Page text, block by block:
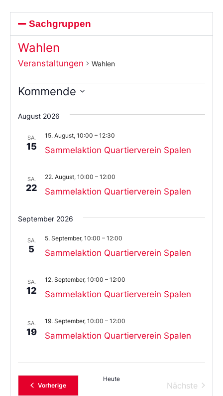
Sachgruppen
Wahlen
Veranstaltungen Wahlen
Kommende
Sie
das
aus.
August 2026
SA.
15 Sammelaktion Quartierverein Spalen
15. August, 10:00 – 12:30
SA.
22 Sammelaktion Quartierverein Spalen
22. August, 10:00 – 12:00
September 2026
SA.
5 Sammelaktion Quartierverein Spalen
5. September, 10:00 – 12:00
SA.
12 Sammelaktion Quartierverein Spalen
12. September, 10:00 – 12:00
SA.
19 Sammelaktion Quartierverein Spalen
19. September, 10:00 – 12:00
VorherigeVeranstaltungen
Heute
Nächste